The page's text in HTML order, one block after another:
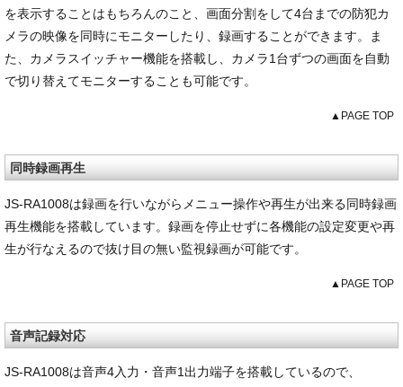
を表示することはもちろんのこと、画面分割をして4台までの防犯カ
メラの映像を同時にモニターしたり、録画することができます。ま
た、カメラスイッチャー機能を搭載し、カメラ1台ずつの画面を自動
で切り替えてモニターすることも可能です。
▲PAGE TOP
同時録画再生
JS-RA1008は録画を行いながらメニュー操作や再生が出来る同時録画
再生機能を搭載しています。録画を停止せずに各機能の設定変更や再
生が行なえるので抜け目の無い監視録画が可能です。
▲PAGE TOP
音声記録対応
JS-RA1008は音声4入力・音声1出力端子を搭載しているので、